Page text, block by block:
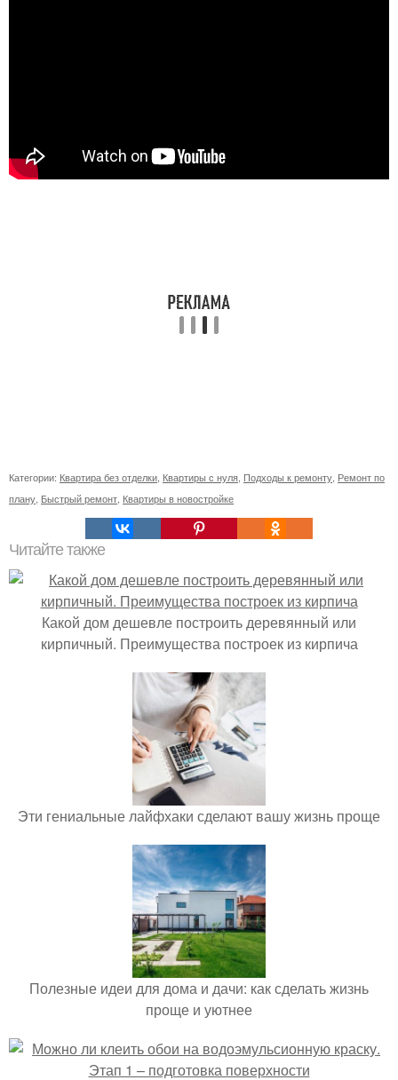
Категории: Квартира без отделки Квартиры с нуля Подходы к ремонту Ремонт по
плану Быстрый ремонт Квартиры в новостройке
Читайте также
Какой дом дешевле построить деревянный или
кирпичный. Преимущества построек из кирпича
Эти гениальные лайфхаки сделают вашу жизнь проще
Полезные идеи для дома и дачи: как сделать жизнь
проще и уютнее